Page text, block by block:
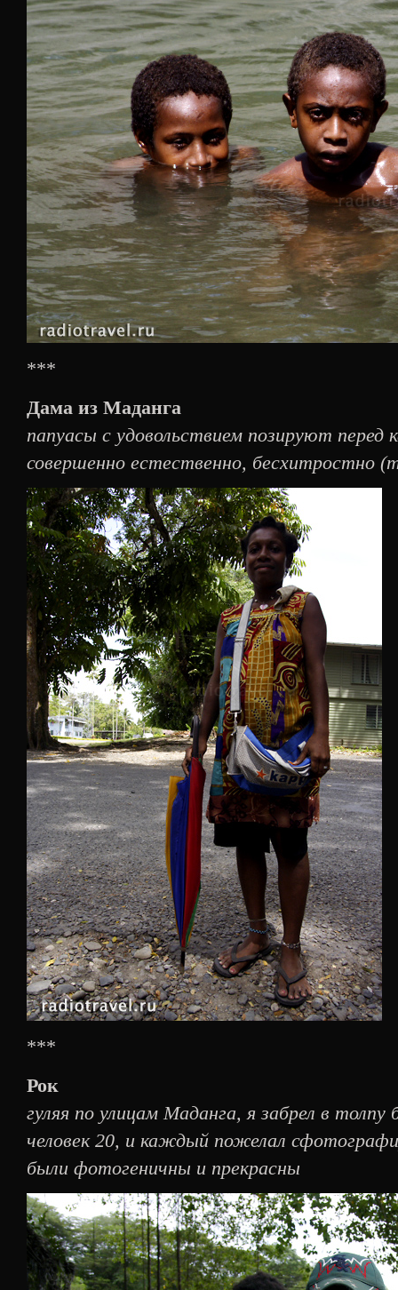
***
Дама из Маданга
папуасы с удовольствием позируют перед
совершенно естественно, бесхитростно
***
Рок
гуляя по улицам Маданга, я забрел в
человек 20, и каждый пожелал
были фотогеничны и прекрасны